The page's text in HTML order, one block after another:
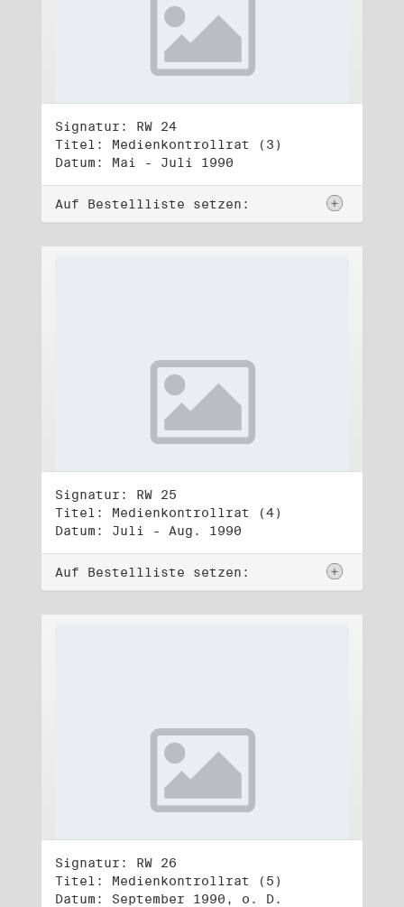
Signatur: RW 24
Titel: Medienkontrollrat (3)
Datum: Mai - Juli 1990
Auf Bestellliste setzen:
Signatur: RW 25
Titel: Medienkontrollrat (4)
Datum: Juli - Aug. 1990
Auf Bestellliste setzen:
Signatur: RW 26
Titel: Medienkontrollrat (5)
Datum: September 1990, o. D.